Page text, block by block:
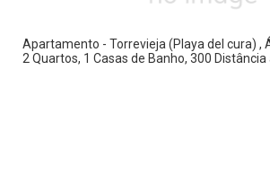
Apartamento - Torrevieja (Playa del cura) ,
2 Quartos, 1 Casas de Banho, 300 Distância